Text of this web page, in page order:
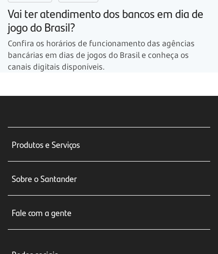
Vai ter atendimento dos bancos em dia de
jogo do Brasil?
Confira os horários de funcionamento das agências
bancárias em dias de jogos do Brasil e conheça os
canais digitais disponíveis.
Produtos e Serviços
Seguros
Crédito e Financiamentos
Sobre o Santander
Fale com a gente